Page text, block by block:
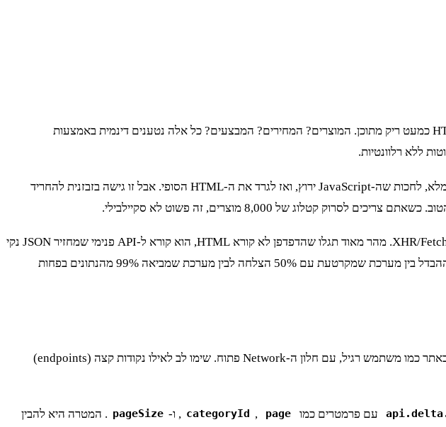
בואו נשים את זה על השולחן: אם תנסו לשלוח בקשת GET פשוטה לדף קטגוריה בדלתא, תקבלו בחזרה שלד HTML כמעט ריק מתוכן. המוצרים? המחירים? המבצעים? כל אלה נטענים דינמית באמצעות
הפיתוי הראשון הוא לקפוץ ישר לפתרון כוחני כמו Selenium או Playwright. זה יעבוד, בערך. תוכלו להריץ דפדפן מלא, לחכות שה-JavaScript ירוץ, ואז לגרד את ה-HTML הסופי. אבל זו גישה בזבזנית להחריד
הגישה הנכונה מתחילה בבחינה של תעבורת הרשת. פתחו את ה-DevTools, רעננו דף קטגוריה, וסננו לפי בקשות XHR/Fetch. מהר מאוד תגלו שהדפדפן לא קורא HTML, הוא קורא ל-API פנימי שמחזיר JSON נקי
ומסודר עם כל המידע שאתם צריכים. זה היעד האמיתי שלנו. ניתוח ה-API הזה הוא המפתח ל-scraper יעיל. זה ההבדל בין מערכת שמקרטעת עם 50% הצלחה לבין מערכת שמביאה 99% מהנתונים בפחות
אחרי שזיהינו שהמפתח הוא ה-API, השלב הבא הוא למפות אותו. זהו תהליך של בלשות דיגיטלית. התחילו מניווט באתר כמו משתמש רגיל, עם חלון ה-Network פתוח. שימו לב לאילו נקודות קצה (endpoints)
עם פרמטרים כמו categoryId , page , ו- pageSize . המטרה היא להבין